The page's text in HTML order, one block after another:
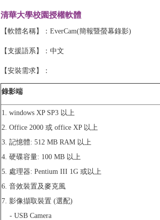
清華大學校園授權軟體
【軟體名稱】：EverCam(簡報暨螢幕錄影)
【支援語系】：中文
【安裝需求】：
錄影端
1. windows XP SP3 以上
2. Office 2000 或 office XP 以上
3. 記憶體: 512 MB RAM 以上
4. 硬碟容量: 100 MB 以上
5. 處理器: Pentium III 1G 或以上
6. 音效裝置及麥克風
7. 影像擷取裝置 (選配)
- USB Camera